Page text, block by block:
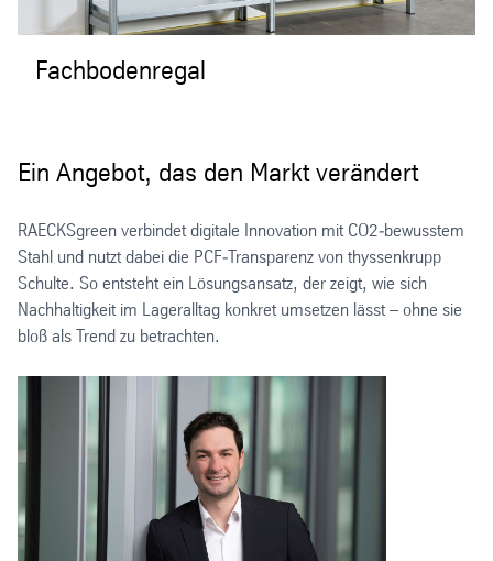
Fachbodenregal
Ein Angebot, das den Markt verändert
RAECKSgreen verbindet digitale Innovation mit CO2‑bewusstem
Stahl und nutzt dabei die PCF‑Transparenz von thyssenkrupp
Schulte. So entsteht ein Lösungsansatz, der zeigt, wie sich
Nachhaltigkeit im Lageralltag konkret umsetzen lässt – ohne sie
bloß als Trend zu betrachten.